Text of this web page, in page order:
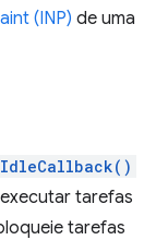
(INP) de uma
tarefas
tarefas